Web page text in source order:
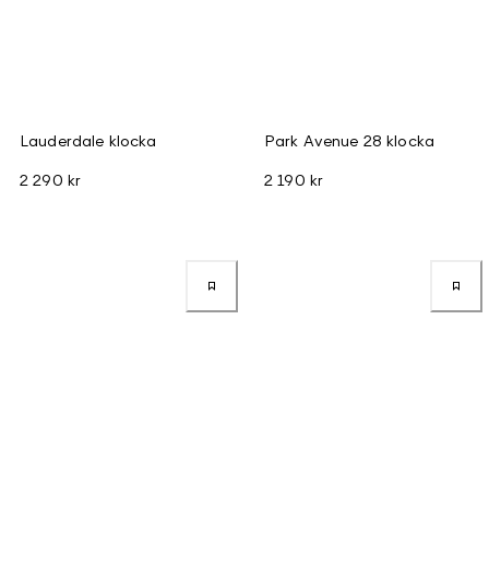
Lauderdale klocka
2 290 kr
Park Avenue 28 klocka
2 190 kr